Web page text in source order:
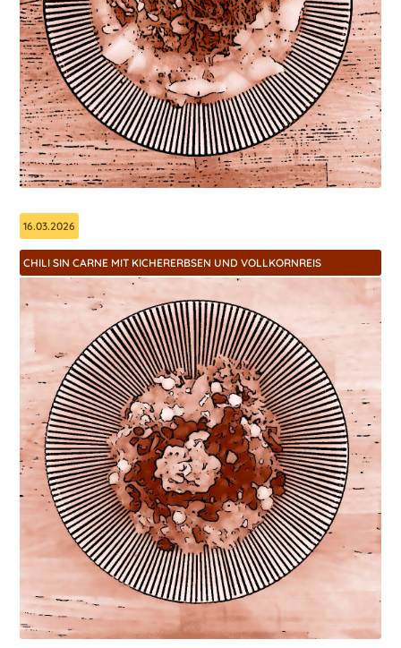
16.03.2026
CHILI SIN CARNE MIT KICHERERBSEN UND VOLLKORNREIS